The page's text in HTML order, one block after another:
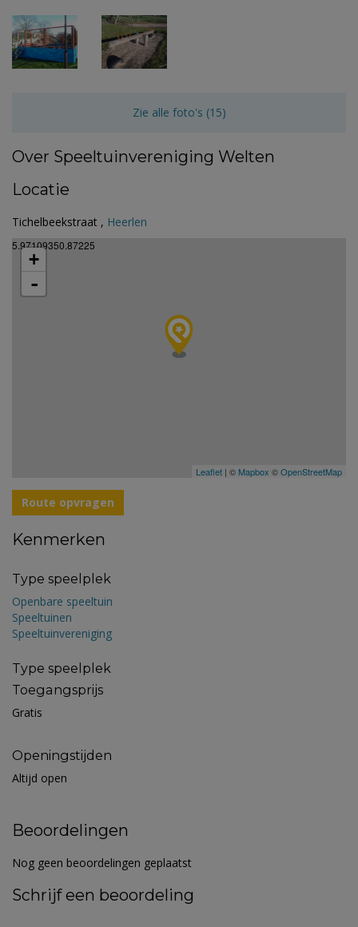
Zie alle foto's (15)
Over Speeltuinvereniging Welten
Locatie
Tichelbeekstraat , Heerlen
5.97109350.87225
+
-
Leaflet | © Mapbox ©OpenStreetMap
Route opvragen
Kenmerken
Type speelplek
Openbare speeltuin
Speeltuinen
Speeltuinvereniging
Type speelplek
Toegangsprijs
Gratis
Openingstijden
Altijd open
Beoordelingen
Nog geen beoordelingen geplaatst
Schrijf een beoordeling